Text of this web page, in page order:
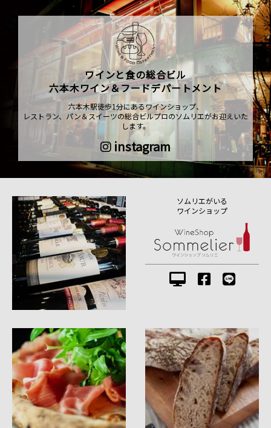
ワインと食の総合ビル
六本木ワイン＆フードデパートメント
六本木駅徒歩1分にあるワインショップ、
レストラン、パン＆スイーツの総合ビルプロのソムリエがお迎えいた
します。
instagram
ソムリエがいる
ワインショップ